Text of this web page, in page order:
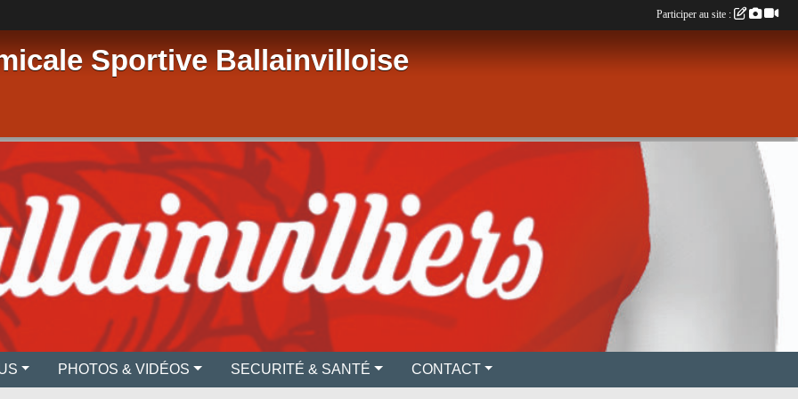
Sportive Ballainvilloise
PHOTOS & VIDÉOS SECURITÉ & SANTÉ CONTACT
Participer au site :